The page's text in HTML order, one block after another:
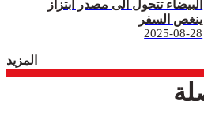
البيضاء تتحول الى مصدر ابتزاز
ينغص السفر
2025-08-28
المزيد